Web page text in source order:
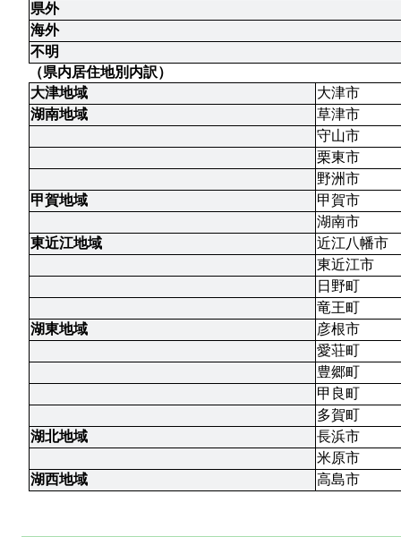
県外
海外
不明
（県内居住地別内訳）
大津地域
大津市
湖南地域
草津市
守山市
栗東市
野洲市
甲賀地域
甲賀市
湖南市
東近江地域
近江八幡市
東近江市
日野町
竜王町
湖東地域
彦根市
愛荘町
豊郷町
甲良町
多賀町
湖北地域
長浜市
米原市
湖西地域
高島市